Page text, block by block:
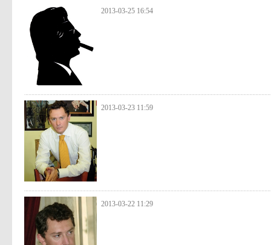
2013-03-25 16:54
2013-03-23 11:59
2013-03-22 11:29